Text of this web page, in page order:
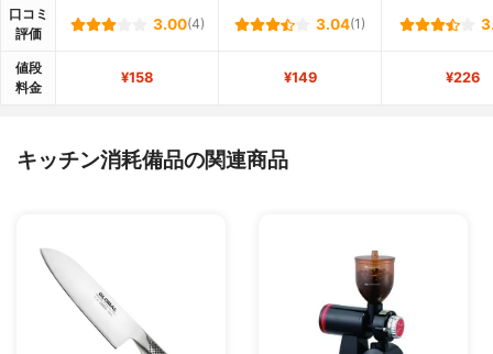
口コミ
評価
3.00(4) 3.04(1)
値段
料金
¥158 ¥149 ¥226
キッチン消耗備品の関連商品